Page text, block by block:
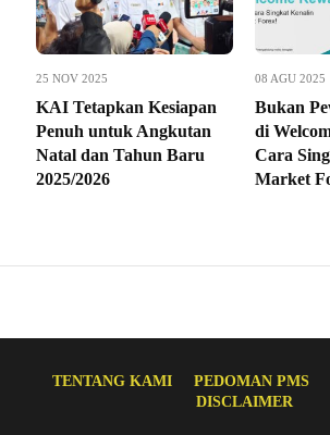
25 NOV 2025
KAI Tetapkan Kesiapan
Penuh untuk Angkutan
Natal dan Tahun Baru
2025/2026
08 AGU 2025
Bukan
di
Cara
Market
TENTANG KAMI PEDOMAN PMS
DISCLAIMER